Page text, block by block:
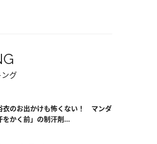
グ
衣のお出かけも怖くない！ マンダ
をかく前」の制汗剤...